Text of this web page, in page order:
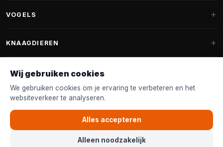
Fantail hondenmanden
Hondenspeelgoed
Halsband & Lijn
Shampoo & Verzorging
Krabpalen voor Maine Coon
Kattenmanden
VOGELS
Vogelvoer binnenvogels
Voederhuisjes
Nestkastjes & Nesting
Tuinvogelvoer
Vogelspeelgoed
KNAAGDIEREN
Knaagdierenvoer
Accessoires
Fantail vervanghoezen
KLANTENSERVICE
Contact & Advies
Wij gebruiken cookies
We gebruiken cookies om je ervaring te verbeteren en het
websiteverkeer te analyseren.
Alles accepteren
Alleen noodzakelijk